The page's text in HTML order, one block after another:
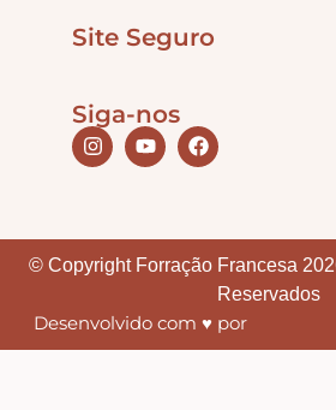
Site Seguro
Siga-nos
© Copyright Forração Francesa
Reservados
Desenvolvido com ♥ por